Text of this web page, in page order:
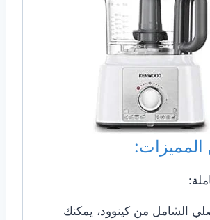
المميزات:
الشامل من كينوود، يمكنك